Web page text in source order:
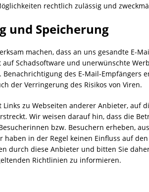
rechtlich zulässig und
und Speicherung
machen, dass an uns gesandte E-
Schadsoftware und unerwünschte
des E-Mail-Empfängers
der Verringerung des Risikos von Viren.
zu Webseiten anderer Anbieter, auf
Wir weisen darauf hin, dass die
bzw. Besuchern erheben,
haben in der Regel keinen Einfluss auf
durch diese Anbieter und bitten Sie
Richtlinien zu informieren.